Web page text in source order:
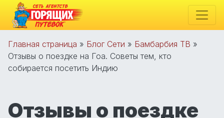
Главная страница » Блог Сети » Бамбарбия ТВ »
Отзывы о поездке на Гоа. Советы тем, кто
собирается посетить Индию
Отзывы о поездке